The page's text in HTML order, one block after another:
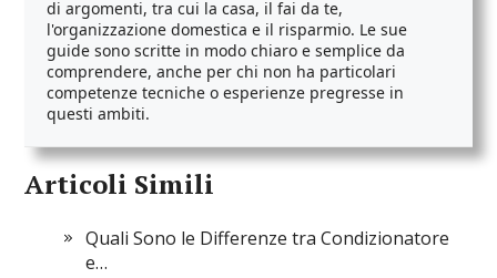
di argomenti, tra cui la casa, il fai da te,
l'organizzazione domestica e il risparmio. Le sue
guide sono scritte in modo chiaro e semplice da
comprendere, anche per chi non ha particolari
competenze tecniche o esperienze pregresse in
questi ambiti.
Articoli Simili
Quali Sono le Differenze tra Condizionatore
e…